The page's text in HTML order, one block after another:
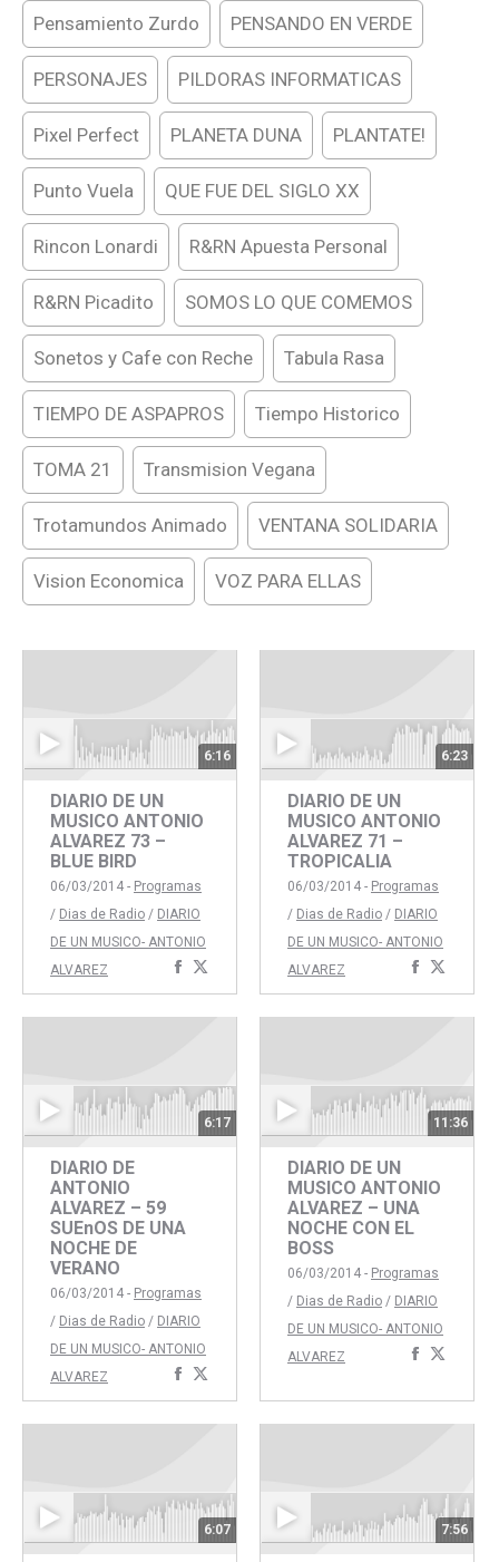
Pensamiento Zurdo PENSANDO EN VERDE
PERSONAJES PILDORAS INFORMATICAS
Pixel Perfect PLANETA DUNA PLANTATE!
Punto Vuela QUE FUE DEL SIGLO XX
Rincon Lonardi R&RN Apuesta Personal
R&RN Picadito SOMOS LO QUE COMEMOS
Sonetos y Cafe con Reche Tabula Rasa
TIEMPO DE ASPAPROS Tiempo Historico
TOMA 21 Transmision Vegana
Trotamundos Animado VENTANA SOLIDARIA
Vision Economica VOZ PARA ELLAS
6:16
DIARIO DE UN
MUSICO ANTONIO
ALVAREZ 73 –
BLUE BIRD
06/03/2014 - Programas
/ Dias de Radio / DIARIO
DE UN MUSICO- ANTONIO
ALVAREZ
Compartir
con
Facebook
con
Twitter
6:23
DIARIO DE UN
MUSICO ANTONIO
ALVAREZ 71 –
TROPICALIA
06/03/2014 - Programas
/ Dias de Radio / DIARIO
DE UN MUSICO- ANTONIO
ALVAREZ
Compartir
concon
6:17
DIARIO DE
ANTONIO
ALVAREZ – 59
SUEnOS DE UNA
NOCHE DE
VERANO
06/03/2014 - Programas
/ Dias de Radio / DIARIO
DE UN MUSICO- ANTONIO
ALVAREZ
Compartir
con
Facebook
con
Twitter
11:36
DIARIO DE UN
MUSICO ANTONIO
ALVAREZ – UNA
NOCHE CON EL
BOSS
06/03/2014 - Programas
/ Dias de Radio / DIARIO
DE UN MUSICO- ANTONIO
ALVAREZ
Compartir
6:07 7:56